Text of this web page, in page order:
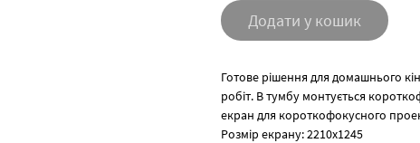
Додати у кошик
Готове рішення для домашнього
робіт. В тумбу монтується
екран для короткофокусного
Розмір екрану: 2210х1245